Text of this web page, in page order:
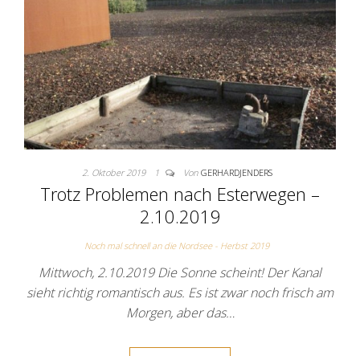
2. Oktober 2019 1 Von GERHARDJENDERS
Trotz Problemen nach Esterwegen –
2.10.2019
Noch mal schnell an die Nordsee - Herbst 2019
Mittwoch, 2.10.2019 Die Sonne scheint! Der Kanal
sieht richtig romantisch aus. Es ist zwar noch frisch am
Morgen, aber das…